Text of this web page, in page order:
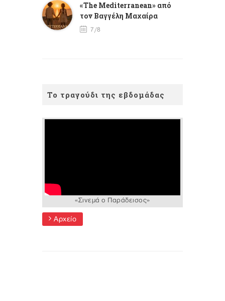
«The Mediterranean» από
τον Βαγγέλη Μαχαίρα
7/8
Το τραγούδι της εβδομάδας
«Σινεμά ο Παράδεισος»
Αρχείο